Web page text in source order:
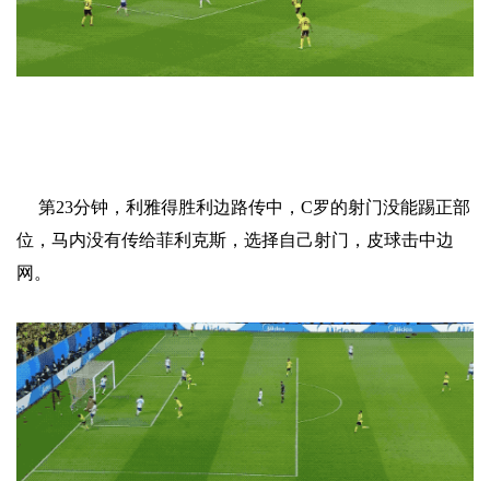
第23分钟，利雅得胜利边路传中，C罗的射门没能踢正部
位，马内没有传给菲利克斯，选择自己射门，皮球击中边
网。